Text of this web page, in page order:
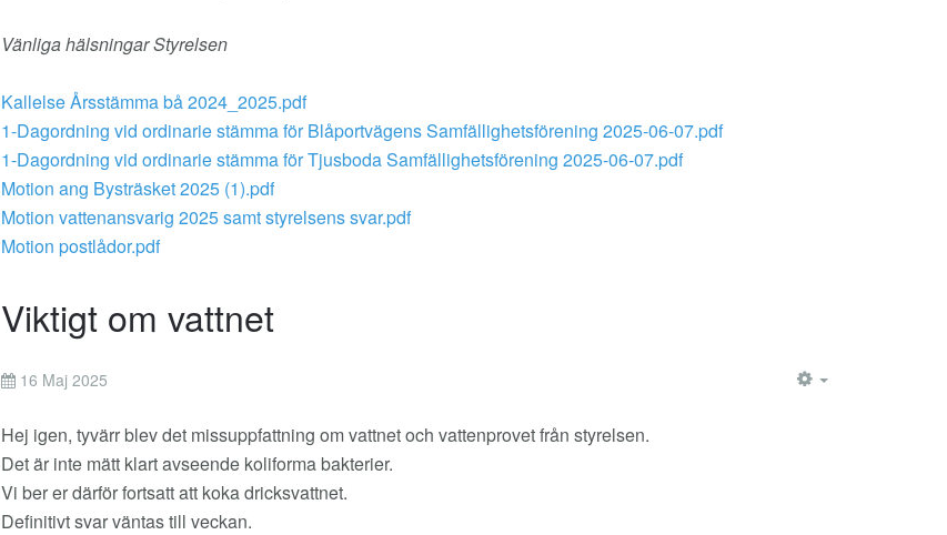
Vänliga hälsningar Styrelsen
Kallelse Årsstämma bå 2024_2025.pdf
1-Dagordning vid ordinarie stämma för Blåportvägens Samfällighetsförening 2025-06-07.pdf
1-Dagordning vid ordinarie stämma för Tjusboda Samfällighetsförening 2025-06-07.pdf
Motion ang Bysträsket 2025 (1).pdf
Motion vattenansvarig 2025 samt styrelsens svar.pdf
Motion postlådor.pdf
Viktigt om vattnet
16 Maj 2025
Hej igen, tyvärr blev det missuppfattning om vattnet och vattenprovet från styrelsen.
Det är inte mätt klart avseende koliforma bakterier.
Vi ber er därför fortsatt att koka dricksvattnet.
Definitivt svar väntas till veckan.